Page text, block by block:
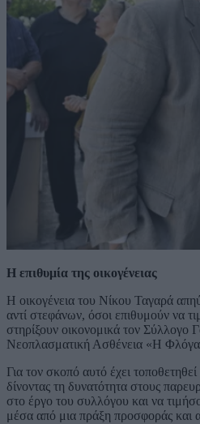
Η επιθυμία της οικογένειας
Η οικογένεια του Νίκου Ταγαρά
αντί στεφάνων, όσοι επιθυμούν να
στηρίξουν οικονομικά τον Σύλλογο
Νεοπλασματική Ασθένεια «Η
Για τον σκοπό αυτό έχει
δίνοντας τη δυνατότητα στους
στο έργο του συλλόγου και να
μέσα από μια πράξη προσφοράς και